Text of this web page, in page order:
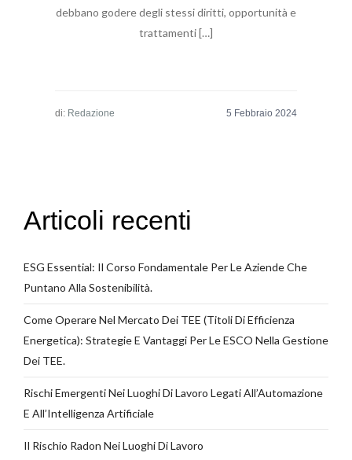
debbano godere degli stessi diritti, opportunità e
trattamenti […]
di: Redazione
Articoli recenti
ESG Essential: Il Corso Fondamentale Per Le Aziende Che
Puntano Alla Sostenibilità.
Come Operare Nel Mercato Dei TEE (Titoli Di Efficienza
Energetica): Strategie E Vantaggi Per Le ESCO Nella Gestione
Dei TEE.
Rischi Emergenti Nei Luoghi Di Lavoro Legati All’Automazione
E All’Intelligenza Artificiale
Il Rischio Radon Nei Luoghi Di Lavoro